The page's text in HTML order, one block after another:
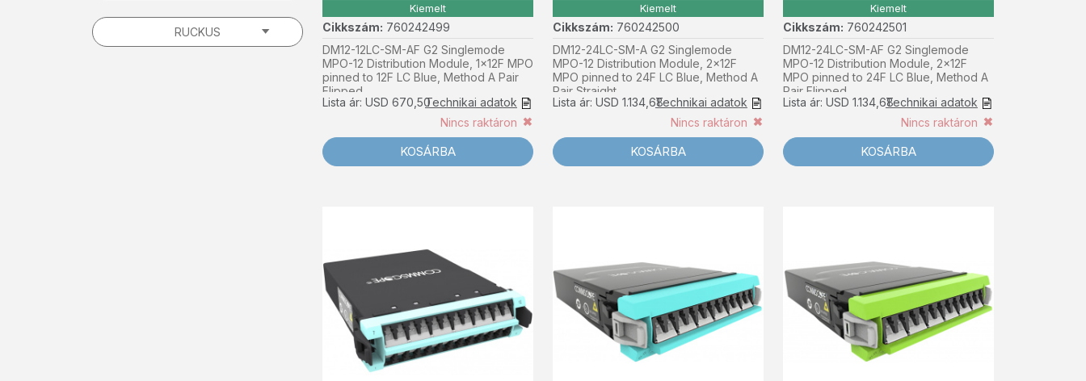
RUCKUS
Kiemelt
Cikkszám: 760242499
DM12-12LC-SM-AF G2 Singlemode
MPO-12 Distribution Module, 1x12F MPO
pinned to 12F LC Blue, Method A Pair
Flipped
Technikai adatok
Lista ár: USD 670,50
Nincs raktáron
KOSÁRBA
Kiemelt
Cikkszám: 760242500
DM12-24LC-SM-A G2 Singlemode
MPO-12 Distribution Module, 2x12F
MPO pinned to 24F LC Blue, Method A
Pair Straight
Technikai adatok
Lista ár: USD 1.134,68
Nincs raktáron
KOSÁRBA
Kiemelt
Cikkszám: 760242501
DM12-24LC-SM-AF G2 Singlemode
MPO-12 Distribution Module, 2x12F
MPO pinned to 24F LC Blue, Method A
Pair Flipped
Technikai adatok
Lista ár: USD 1.134,68
Nincs raktáron
KOSÁRBA